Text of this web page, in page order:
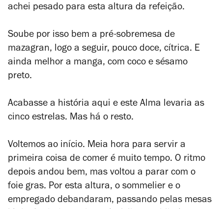
achei pesado para esta altura da refeição.
Soube por isso bem a pré-sobremesa de
mazagran, logo a seguir, pouco doce, cítrica. E
ainda melhor a manga, com coco e sésamo
preto.
Acabasse a história aqui e este Alma levaria as
cinco estrelas. Mas há o resto.
Voltemos ao início. Meia hora para servir a
primeira coisa de comer é muito tempo. O ritmo
depois andou bem, mas voltou a parar com o
foie gras. Por esta altura, o sommelier e o
empregado debandaram, passando pelas mesas